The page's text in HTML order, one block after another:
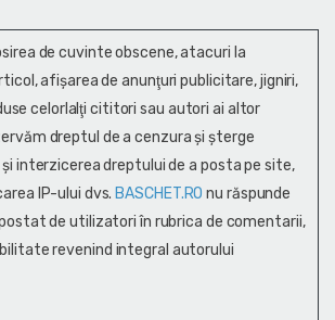
de cuvinte obscene, atacuri la
afişarea de anunţuri publicitare, jigniri,
celorlalţi cititori sau autori ai altor
dreptul de a cenzura și şterge
interzicerea dreptului de a posta pe site,
IP-ului dvs. BASCHET.RO nu răspunde
de utilizatori în rubrica de comentarii,
revenind integral autorului